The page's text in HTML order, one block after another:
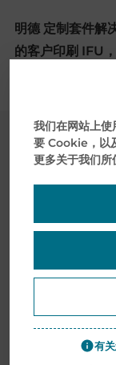
明德 定制套件解
的客户印刷 IFU
我们在网站上
要 Cookie，以
更多关于我们所
有